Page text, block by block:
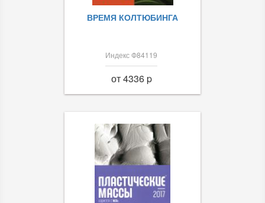
ВРЕМЯ КОЛТЮБИНГА
Индекс Ф84119
от 4336 p